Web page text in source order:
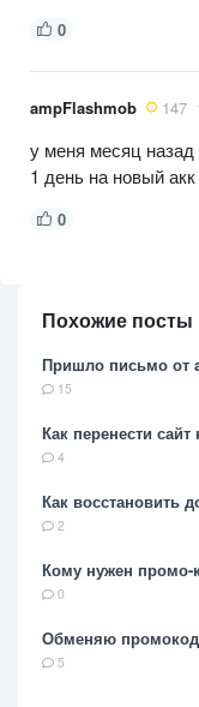
0
ampFlashmob 147
у меня месяц
1 день на новый
0
Похожие посты
Пришло письмо от
15
Как перенести сайт
4
Как восстановить
2
Кому нужен промо-
0
Обменяю промокод
5